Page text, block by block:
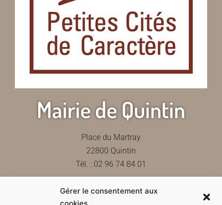
Gérer le consentement aux
Mairie de Quintin
Place du Martray
22800 Quintin
Tél. : 02 96 74 84 01
Contactez-nous